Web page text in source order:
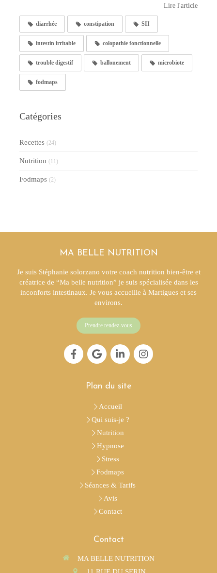
Lire l'article
diarrhée constipation SII
intestin irritable colopathie fonctionnelle
trouble digestif ballonement microbiote
fodmaps
Catégories
Recettes (24)
Nutrition (11)
Fodmaps (2)
MA BELLE NUTRITION
Je suis Stéphanie solorzano votre coach nutrition bien-être et
créatrice de “Ma belle nutrition” je suis spécialisée dans les
inconforts intestinaux. Je vous accueille à Martigues et ses
environs.
Prendre rendez-vous
Plan du site
Accueil
Qui suis-je ?
Nutrition
Hypnose
Stress
Fodmaps
Séances & Tarifs
Avis
Contact
Contact
MA BELLE NUTRITION